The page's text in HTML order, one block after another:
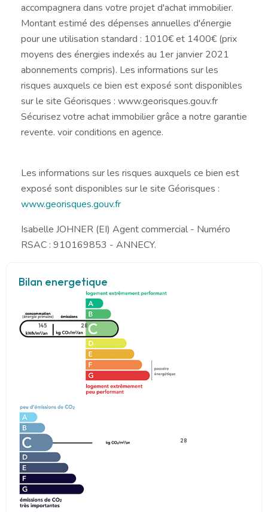
accompagnera dans votre projet d'achat immobilier.
Montant estimé des dépenses annuelles d'énergie
pour une utilisation standard : 1010€ et 1400€ (prix
moyens des énergies indexés au 1er janvier 2021
abonnements compris). Les informations sur les
risques auxquels ce bien est exposé sont disponibles
sur le site Géorisques : www.georisques.gouv.fr
Sécurisez votre achat immobilier grâce a notre garantie
revente. voir conditions en agence.
Les informations sur les risques auxquels ce bien est
exposé sont disponibles sur le site Géorisques :
www.georisques.gouv.fr
Isabelle JOHNER (EI) Agent commercial - Numéro
RSAC : 910169853 - ANNECY.
Bilan energetique
145 28
28